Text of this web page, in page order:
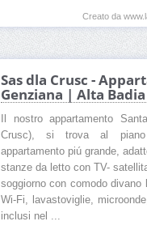
Creato da
Sas dla Crusc -
Genziana | Alta
Il nostro appartamento
Crusc), si trova al
appartamento piú grande,
stanze da letto con TV-
soggiorno con comodo
Wi-Fi, lavastoviglie,
inclusi nel ...